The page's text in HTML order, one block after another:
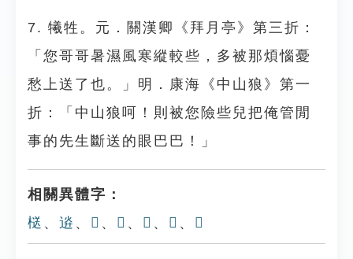
7. 犧牲。元．關漢卿《拜月亭》第三折：
「您哥哥暑濕風寒縱較些，多被那煩惱憂
愁上送了也。」明．康海《中山狼》第一
折：「中山狼呵！則被您險些兒把俺管閒
事的先生斷送的眼巴巴！」
相關異體字：
㮸 、 䢠 、 𨓵 、 𨕼 、 𨔮 、 𨕪 、 𨕩